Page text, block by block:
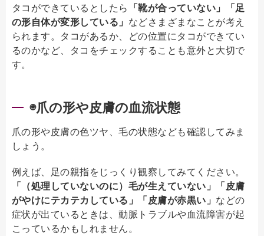
タコができているとしたら 「靴が合っていない」「足
の形自体が変形している」 などさまざまなことが考え
られます。タコがあるか、どの位置にタコができてい
るのかなど、タコをチェックすることも意外と大切で
す。
◉爪の形や皮膚の血流状態
爪の形や皮膚の色ツヤ、毛の状態なども確認してみま
しょう。
例えば、足の親指をじっくり観察してみてください。
「（処理していないのに）毛が生えていない」「皮膚
がやけにテカテカしている」「皮膚が赤黒い」 などの
症状が出ているときは、動脈トラブルや血流障害が起
こっているかもしれません。